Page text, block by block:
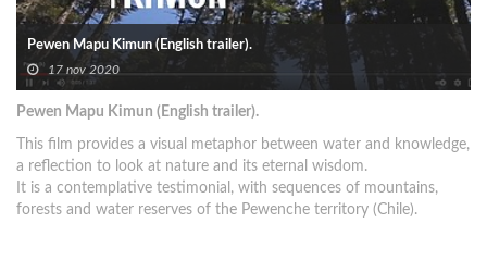
Pewen Mapu Kimun (English trailer).
17 nov 2020
Pewen Mapu Kimun (English trailer).
This film provides a visual metaphor between water and knowledge,
a reflection to look at nature and its eternal wisdom.
It is a contemplative testimonial, with sequences of mountains,
forests and water reserves of the Pewenche territory (Chile).